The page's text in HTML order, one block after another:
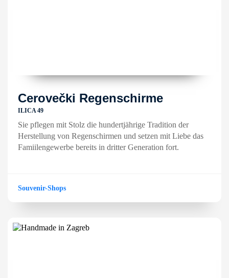
Cerovečki Regenschirme
ILICA 49
Sie pflegen mit Stolz die hundertjährige Tradition der
Herstellung von Regenschirmen und setzen mit Liebe das
Famiilengewerbe bereits in dritter Generation fort.
Souvenir-Shops